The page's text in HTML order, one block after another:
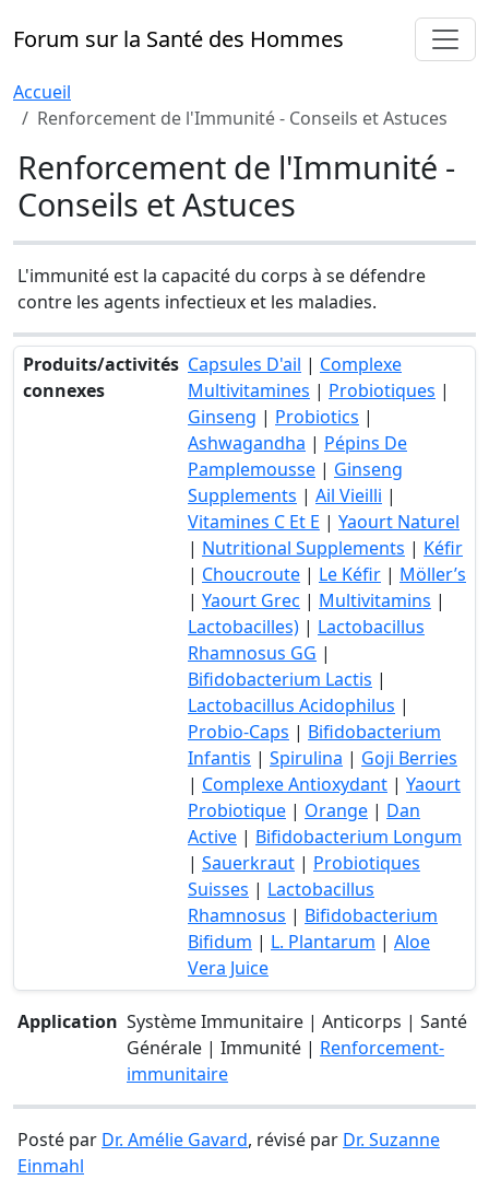
Forum sur la Santé des Hommes
Accueil
Renforcement de l'Immunité - Conseils et Astuces
Renforcement de l'Immunité -
Conseils et Astuces
L'immunité est la capacité du corps à se défendre
contre les agents infectieux et les maladies.
Produits/activités
connexes
Capsules D'ail | Complexe
Multivitamines | Probiotiques |
Ginseng | Probiotics |
Ashwagandha | Pépins De
Pamplemousse | Ginseng
Supplements | Ail Vieilli |
Vitamines C Et E | Yaourt Naturel
| Nutritional Supplements | Kéfir
| Choucroute | Le Kéfir | Möller’s
| Yaourt Grec | Multivitamins |
Lactobacilles) | Lactobacillus
Rhamnosus GG |
Bifidobacterium Lactis |
Lactobacillus Acidophilus |
Probio-Caps | Bifidobacterium
Infantis | Spirulina | Goji Berries
| Complexe Antioxydant | Yaourt
Probiotique | Orange | Dan
Active | Bifidobacterium Longum
| Sauerkraut | Probiotiques
Suisses | Lactobacillus
Rhamnosus | Bifidobacterium
Bifidum | L. Plantarum | Aloe
Vera Juice
Application Système Immunitaire | Anticorps | Santé
Générale | Immunité | Renforcement-
immunitaire
Posté par Dr. Amélie Gavard, révisé par Dr. Suzanne
Einmahl